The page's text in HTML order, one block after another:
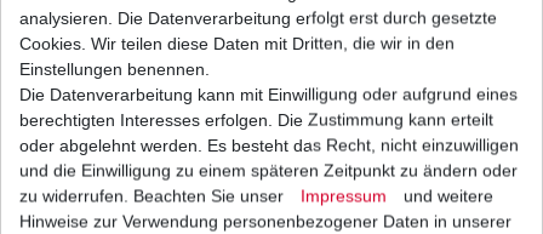
Ölfilter Hiflo HF204 HF 204 verschiedene
Variationen
, Farbe: schwarz
UVP 10,05 € 8,21 € *
*inkl. ges. MwSt.zzgl.Versandkosten
analysieren. Die Datenverarbeitung erfolgt erst durch gesetzte
Cookies. Wir teilen diese Daten mit Dritten, die wir in den
Einstellungen benennen.
Die Datenverarbeitung kann mit Einwilligung oder aufgrund eines
berechtigten Interesses erfolgen. Die Zustimmung kann erteilt
oder abgelehnt werden. Es besteht das Recht, nicht einzuwilligen
und die Einwilligung zu einem späteren Zeitpunkt zu ändern oder
zu widerrufen. Beachten Sie unser
Impressum
und weitere
Hinweise zur Verwendung personenbezogener Daten in unserer